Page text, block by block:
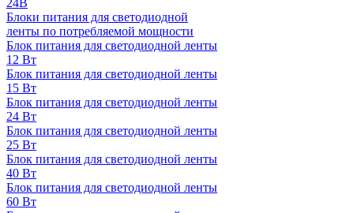
24В
Блоки питания для светодиодной
ленты по потребляемой мощности
Блок питания для светодиодной ленты
12 Вт
Блок питания для светодиодной ленты
15 Вт
Блок питания для светодиодной ленты
24 Вт
Блок питания для светодиодной ленты
25 Вт
Блок питания для светодиодной ленты
40 Вт
Блок питания для светодиодной ленты
60 Вт